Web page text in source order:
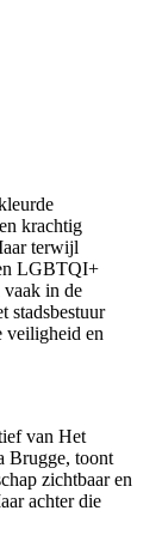
krachtig
terwijl
LGBTQI+
in de
stadsbestuur
veiligheid en
van Het
Brugge, toont
zichtbaar en
achter die